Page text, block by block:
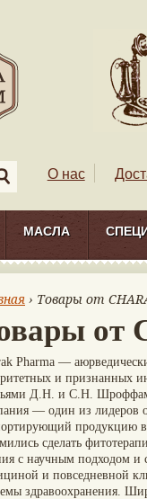
О нас
МАСЛА
› Товары от
от
Pharma —
и признанных
Д.Н. и С.Н.
— один из лидеров
продукцию
сделать
с научным подходом и
и повседневной
здравоохранения.